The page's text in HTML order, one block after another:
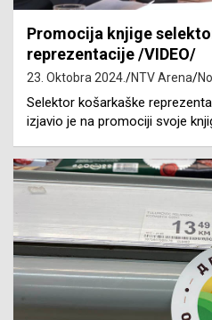
Promocija knjige
reprezentacije /VIDEO/
23. Oktobra 2024. NTV Arena
Selektor košarkaške
izjavio je na promociji svoje